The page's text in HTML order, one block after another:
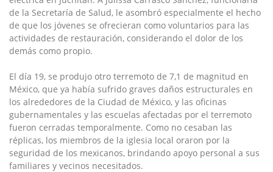
de la Secretaría de Salud, le asombró especialmente el hecho
de que los jóvenes se ofrecieran como voluntarios para las
actividades de restauración, considerando el dolor de los
demás como propio.
El día 19, se produjo otro terremoto de 7,1 de magnitud en
México, que ya había sufrido graves daños estructurales en
los alrededores de la Ciudad de México, y las oficinas
gubernamentales y las escuelas afectadas por el terremoto
fueron cerradas temporalmente. Como no cesaban las
réplicas, los miembros de la iglesia local oraron por la
seguridad de los mexicanos, brindando apoyo personal a sus
familiares y vecinos necesitados.